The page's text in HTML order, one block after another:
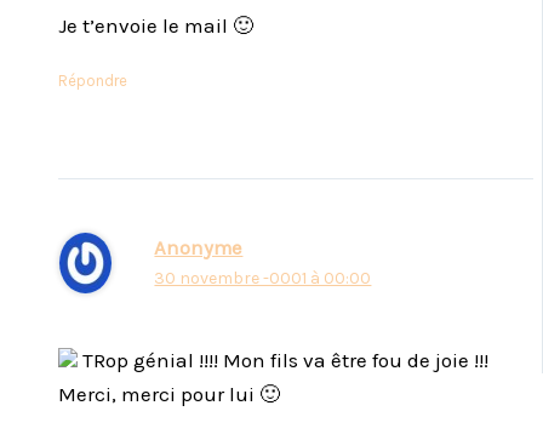
Je t’envoie le mail 🙂
Répondre
Anonyme
30 novembre -0001 à 00:00
TRop génial !!!! Mon fils va être fou de joie !!!
Merci, merci pour lui 🙂